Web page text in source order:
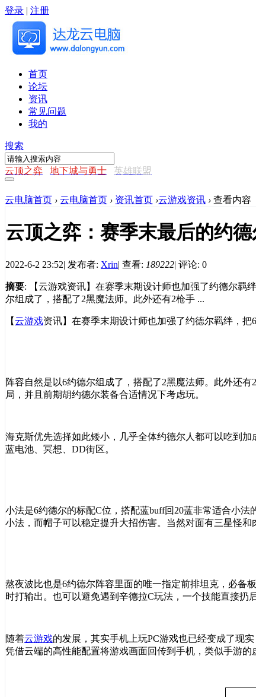
登录 | 注册
首页
论坛
资讯
常见问题
我的
搜索
云顶之弈 地下城与勇士 英雄联盟
云电脑首页 › 云电脑首页 › 资讯首页 ›云游戏资讯 › 查看内容
云顶之弈：赛季末最后的约德
2022-6-2 23:52| 发布者: Xrin| 查看: 189222| 评论: 0
摘要: 【云游戏资讯】在赛季末期设计师也加强了约德尔羁
尔组成了，搭配了2黑魔法师。此外还有2枪手 ...
【云游戏资讯】在赛季末期设计师也加强了约德尔羁绊，把6
阵容自然是以6约德尔组成了，搭配了2黑魔法师。此外还有2
局，并且前期胡约德尔装备合适情况下考虑玩。
海克斯优先选择如此矮小，几乎全体约德尔人都可以吃到加
蓝电池、冥想、 DD街区。
小法是6约德尔的标配C位，搭配蓝buff回 20蓝非常适合小法
小法，而帽子可以稳定提升大招伤害。当然对面有三星怪和
熬夜波比也是6约德尔阵容里面的唯一指定前排坦克，必备
时打输出。也可以避免遇到辛德拉C玩法，一个技能直接扔
随着云游戏的发展，其实手机上玩PC游戏也已经变成了现
凭借云端的高性能配置将游戏画面回传到手机，类似手游